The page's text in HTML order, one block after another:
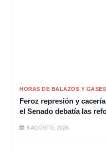
HORAS DE BALAZOS Y GASES
Feroz represión y
el Senado debatía las
6 AGOSTO, 2026